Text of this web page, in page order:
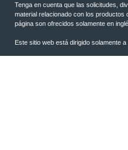
Tenga en cuenta que las solicitudes,
material relacionado con los
página son ofrecidos solamente en
Este sitio web está dirigido solamente